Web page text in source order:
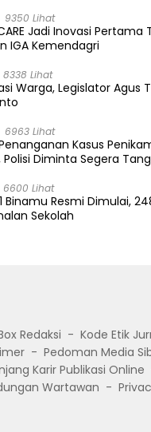
9350 Lihat
CARE Jadi Inovasi
IGA Kemendagri
8338 Lihat
Warga, Legislator Agus
6963 Lihat
Kasus
Diminta Segera
6600 Lihat
1 Binamu Resmi Dimulai,
Sekolah
Redaksi
Kode Etik
Pedoman Media
Karir Publikasi Online
Wartawan